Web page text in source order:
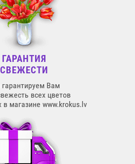
ГАРАНТИЯ
СВЕЖЕСТИ
Вам
всех цветов
в магазине www.krokus.lv